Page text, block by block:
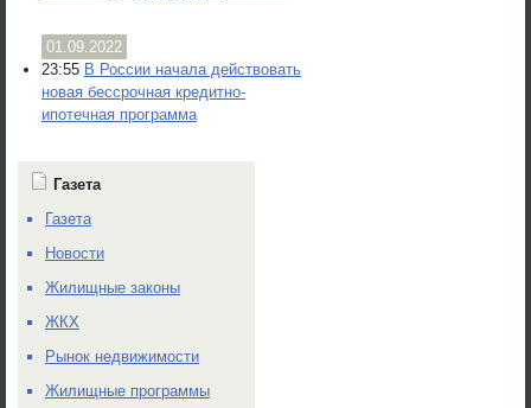
01.09.2022
23:55 В России начала действовать
новая бессрочная кредитно-
ипотечная программа
Газета
Газета
Новости
Жилищные законы
ЖКХ
Рынок недвижимости
Жилищные программы